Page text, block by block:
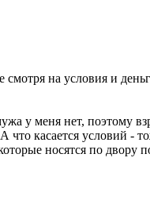
на условия и
у меня нет,
касается условий -
носятся по двору